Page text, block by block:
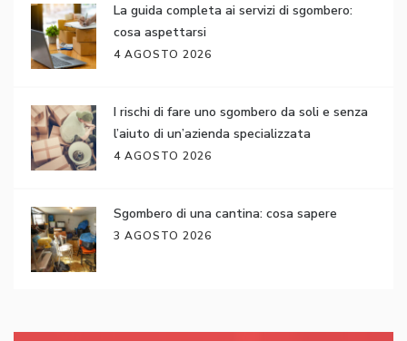
La guida completa ai servizi di sgombero:
cosa aspettarsi
4 AGOSTO 2026
I rischi di fare uno sgombero da soli e senza
l’aiuto di un’azienda specializzata
4 AGOSTO 2026
Sgombero di una cantina: cosa sapere
3 AGOSTO 2026